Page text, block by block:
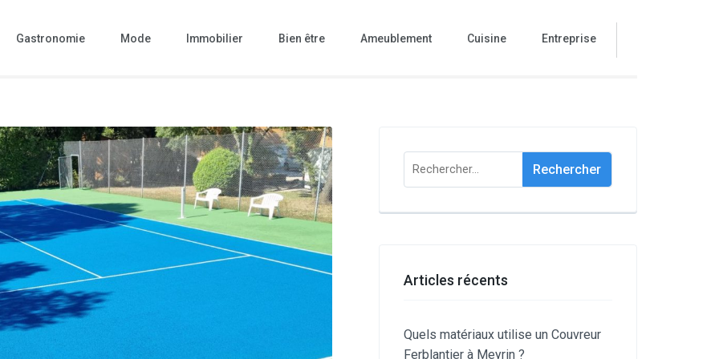
Gastronomie Mode Immobilier Bien être Ameublement Cuisine Entreprise
Rechercher :
Articles récents
Quels matériaux utilise un Couvreur
Ferblantier à Meyrin ?